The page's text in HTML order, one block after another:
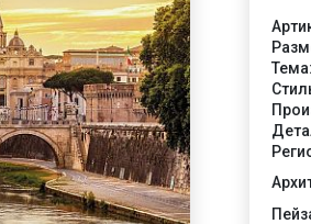
Тема: